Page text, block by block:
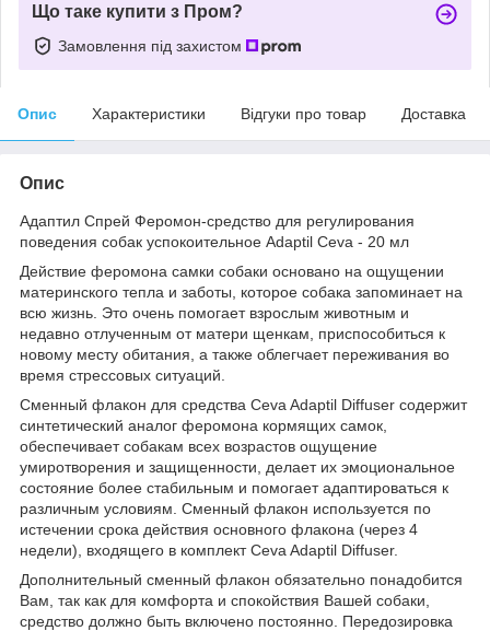
Що таке купити з Пром?
Замовлення під захистом
Опис Характеристики Відгуки про товар Доставка
Опис
Адаптил Спрей Феромон-средство для регулирования
поведения собак успокоительное Adaptil Ceva - 20 мл
Действие феромона самки собаки основано на ощущении
материнского тепла и заботы, которое собака запоминает на
всю жизнь. Это очень помогает взрослым животным и
недавно отлученным от матери щенкам, приспособиться к
новому месту обитания, а также облегчает переживания во
время стрессовых ситуаций.
Сменный флакон для средства Ceva Adaptil Diffuser содержит
синтетический аналог феромона кормящих самок,
обеспечивает собакам всех возрастов ощущение
умиротворения и защищенности, делает их эмоциональное
состояние более стабильным и помогает адаптироваться к
различным условиям. Сменный флакон используется по
истечении срока действия основного флакона (через 4
недели), входящего в комплект Ceva Adaptil Diffuser.
Дополнительный сменный флакон обязательно понадобится
Вам, так как для комфорта и спокойствия Вашей собаки,
средство должно быть включено постоянно. Передозировка